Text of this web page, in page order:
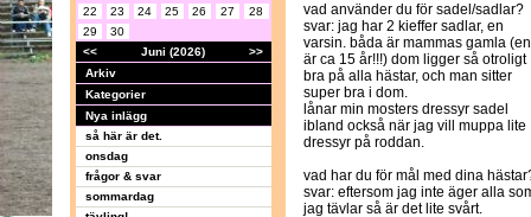
22
23 24 25 26 27
28
29
30
<<
Juni (2026)
>>
Arkiv
Kategorier
Nya inlägg
så här är det.
onsdag
frågor & svar
sommardag
vad använder du för sadel/sadlar?
svar: jag har 2 kieffer sadlar, en
varsin. båda är mammas gamla
är ca 15 år!!!) dom ligger så otroligt
bra på alla hästar, och man sitter
super bra i dom.
lånar min mosters dressyr sadel
ibland också när jag vill muppa lite
dressyr på roddan.
vad har du för mål med dina
svar: eftersom jag inte äger alla
jag tävlar så är det lite svårt.